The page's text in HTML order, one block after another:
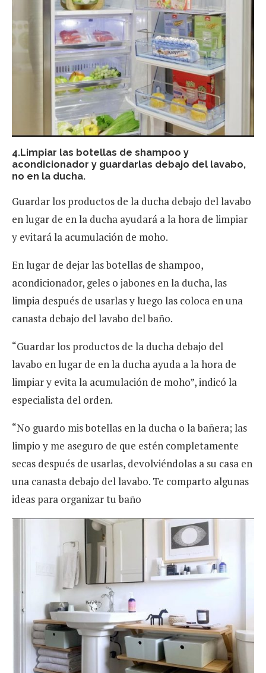
4.Limpiar las botellas de shampoo y
acondicionador y guardarlas debajo del lavabo,
no en la ducha.
Guardar los productos de la ducha debajo del lavabo
en lugar de en la ducha ayudará a la hora de limpiar
y evitará la acumulación de moho.
En lugar de dejar las botellas de shampoo,
acondicionador, geles o jabones en la ducha, las
limpia después de usarlas y luego las coloca en una
canasta debajo del lavabo del baño.
“Guardar los productos de la ducha debajo del
lavabo en lugar de en la ducha ayuda a la hora de
limpiar y evita la acumulación de moho”, indicó la
especialista del orden.
“No guardo mis botellas en la ducha o la bañera; las
limpio y me aseguro de que estén completamente
secas después de usarlas, devolviéndolas a su casa en
una canasta debajo del lavabo. Te comparto algunas
ideas para organizar tu baño